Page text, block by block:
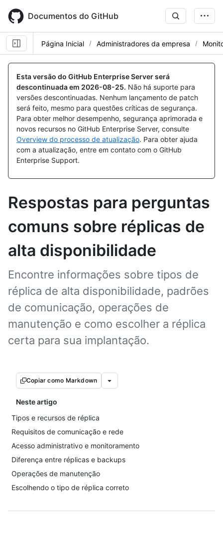
main
content
Documentos do GitHub
Página Inicial Administradores da empresa
Esta versão do GitHub Enterprise Server será
descontinuada em 2026-08-25. Não há suporte para
versões descontinuadas. Nenhum lançamento de patch
será feito, mesmo para questões críticas de segurança.
Para obter melhor desempenho, segurança aprimorada e
novos recursos no GitHub Enterprise Server, consulte
Overview do processo de atualização. Para obter ajuda
com a atualização, entre em contato com o GitHub
Enterprise Support.
Respostas para perguntas
comuns sobre réplicas de
alta disponibilidade
Encontre informações sobre tipos de
réplica de alta disponibilidade, padrões
de comunicação, operações de
manutenção e como escolher a réplica
certa para sua implantação.
Copiar como Markdown
Neste artigo
Tipos e recursos de réplica
Requisitos de comunicação e rede
Acesso administrativo e monitoramento
Diferença entre réplicas e backups
Operações de manutenção
Escolhendo o tipo de réplica correto